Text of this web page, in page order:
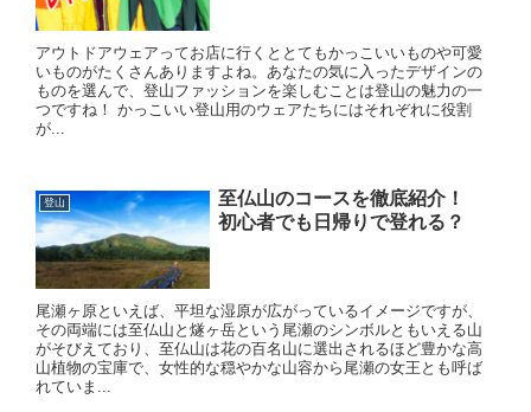
アウトドアウェアってお店に行くととてもかっこいいものや可愛
いものがたくさんありますよね。あなたの気に入ったデザインの
ものを選んで、登山ファッションを楽しむことは登山の魅力の一
つですね！ かっこいい登山用のウェアたちにはそれぞれに役割
が...
登山
至仏山のコースを徹底紹介！
初心者でも日帰りで登れる？
尾瀬ヶ原といえば、平坦な湿原が広がっているイメージですが、
その両端には至仏山と燧ヶ岳という尾瀬のシンボルともいえる山
がそびえており、至仏山は花の百名山に選出されるほど豊かな高
山植物の宝庫で、女性的な穏やかな山容から尾瀬の女王とも呼ば
れていま...